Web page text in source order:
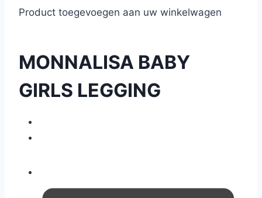
Product toegevoegen aan uw winkelwagen
MONNALISA BABY
GIRLS LEGGING